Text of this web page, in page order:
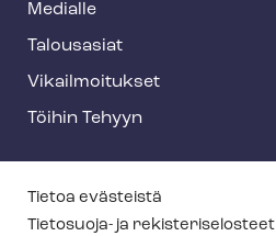
Medialle
Talousasiat
Vi­kail­moi­tuk­set
Töihin Tehyyn
T
e
Tietoa evästeistä
Tietosuoja- ja re­kis­te­ri­se­los­teet